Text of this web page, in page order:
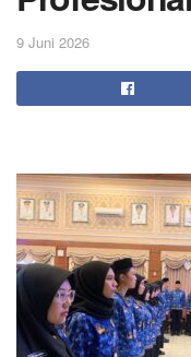
9 Juni 2026